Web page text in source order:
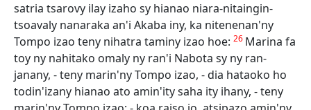
satria tsarovy ilay izaho sy hianao niara-nitaingin-
tsoavaly nanaraka an'i Akaba iny, ka nitenenan'ny
Tompo izao teny nihatra taminy izao hoe: 26 Marina fa
toy ny nahitako omaly ny ran'i Nabota sy ny ran-
janany, - teny marin'ny Tompo izao, - dia hataoko ho
todin'izany hianao ato amin'ity saha ity ihany, - teny